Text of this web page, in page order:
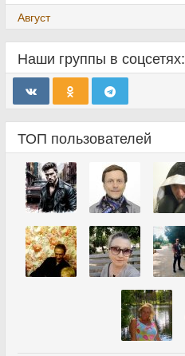
Август
Наши группы в соцсетях:
ТОП пользователей